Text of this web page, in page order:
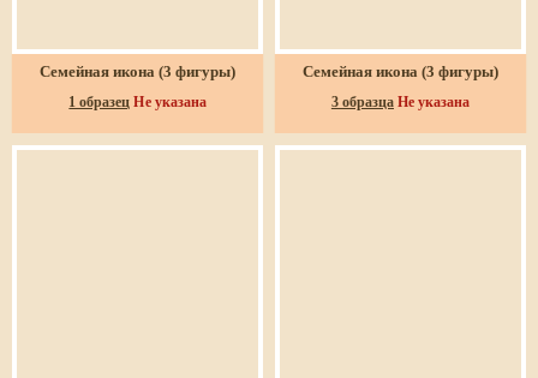
Семейная икона (3 фигуры)
1 образец Не указана
Семейная икона (3 фигуры)
3 образца Не указана